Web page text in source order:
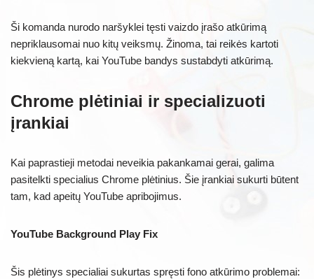
Ši komanda nurodo naršyklei tęsti vaizdo įrašo atkūrimą
nepriklausomai nuo kitų veiksmų. Žinoma, tai reikės kartoti
kiekvieną kartą, kai YouTube bandys sustabdyti atkūrimą.
Chrome plėtiniai ir specializuoti
įrankiai
Kai paprastieji metodai neveikia pakankamai gerai, galima
pasitelkti specialius Chrome plėtinius. Šie įrankiai sukurti būtent
tam, kad apeitų YouTube apribojimus.
YouTube Background Play Fix
Šis plėtinys specialiai sukurtas spręsti fono atkūrimo problemai: